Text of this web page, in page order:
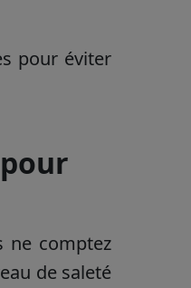
pour éviter
ne comptez
de saleté